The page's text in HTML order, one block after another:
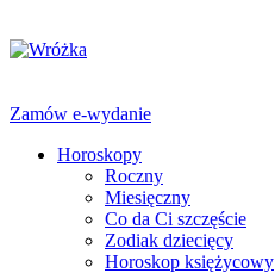
Zamów e-wydanie
Horoskopy
Roczny
Miesięczny
Co da Ci szczęście
Zodiak dziecięcy
Horoskop księżycowy